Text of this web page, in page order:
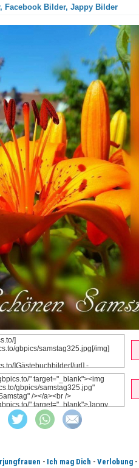
Facebook Bilder, Jappy Bilder
- Ich mag Dich - Verlobung -